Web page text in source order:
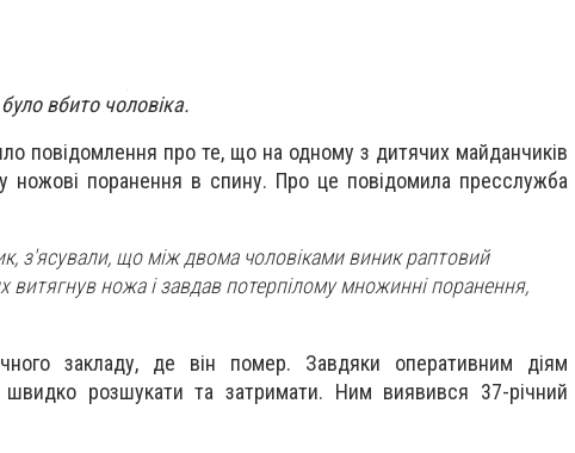
вбито чоловіка.
повідомлення про те, що на одному з дитячих майданчиків
ножові поранення в спину. Про це повідомила пресслужба
з'ясували, що між двома чоловіками виник раптовий
витягнув ножа і завдав потерпілому множинні поранення,
закладу, де він помер. Завдяки оперативним діям
швидко розшукати та затримати. Ним виявився 37-річний